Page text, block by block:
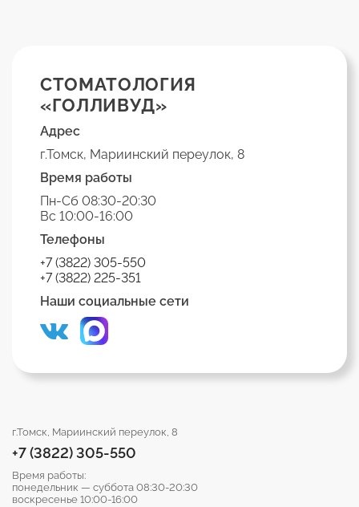
СТОМАТОЛОГИЯ
«ГОЛЛИВУД»
Адрес
г.Томск, Мариинский переулок, 8
Время работы
Пн-Сб 08:30-20:30
Вс 10:00-16:00
Телефоны
+7 (3822) 305-550
+7 (3822) 225-351
Наши социальные сети
г.Томск, Мариинский переулок, 8
+7 (3822) 305-550
Время работы:
понедельник — суббота 08:30-20:30
воскресенье 10:00-16:00